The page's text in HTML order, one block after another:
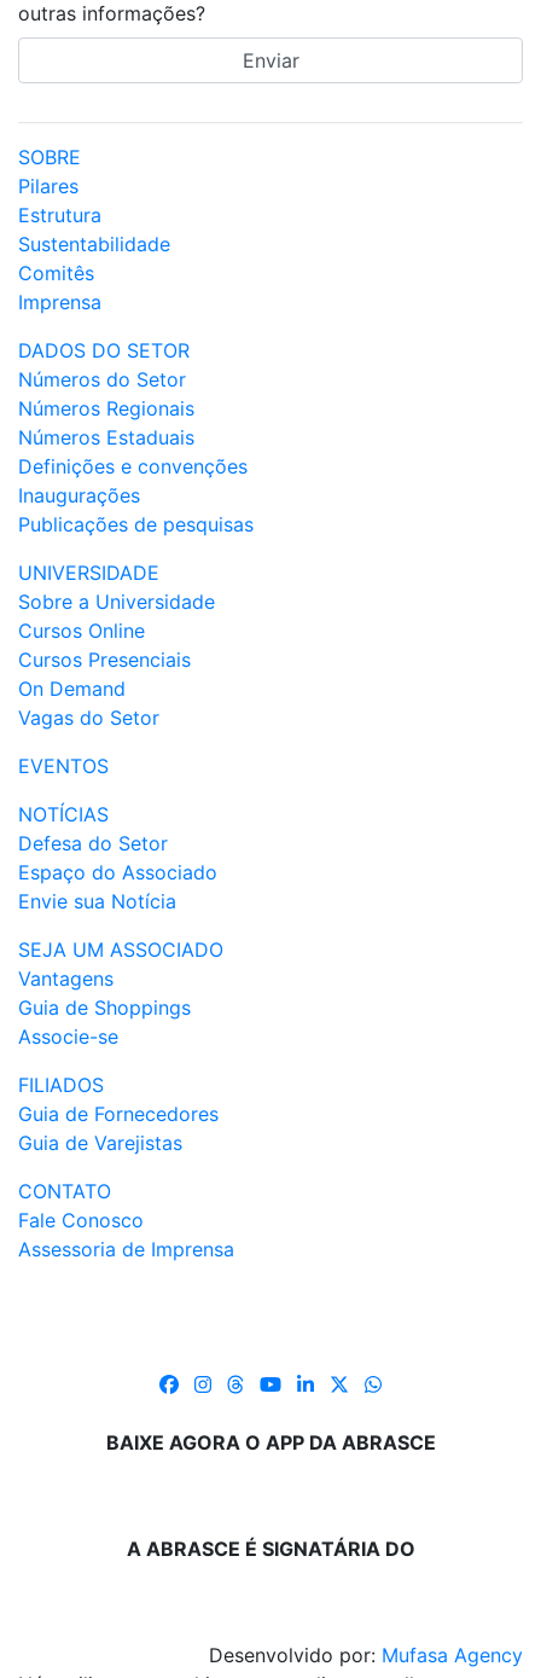
outras informações?
SOBRE
Pilares
Estrutura
Sustentabilidade
Comitês
Imprensa
DADOS DO SETOR
Números do Setor
Números Regionais
Números Estaduais
Definições e convenções
Inaugurações
Publicações de pesquisas
UNIVERSIDADE
Sobre a Universidade
Cursos Online
Cursos Presenciais
On Demand
Vagas do Setor
EVENTOS
NOTÍCIAS
Defesa do Setor
Espaço do Associado
Envie sua Notícia
SEJA UM ASSOCIADO
Vantagens
Guia de Shoppings
Associe-se
FILIADOS
Guia de Fornecedores
Guia de Varejistas
CONTATO
Fale Conosco
Assessoria de Imprensa
BAIXE AGORA O APP DA ABRASCE
A ABRASCE É SIGNATÁRIA DO
Desenvolvido por: Mufasa Agency